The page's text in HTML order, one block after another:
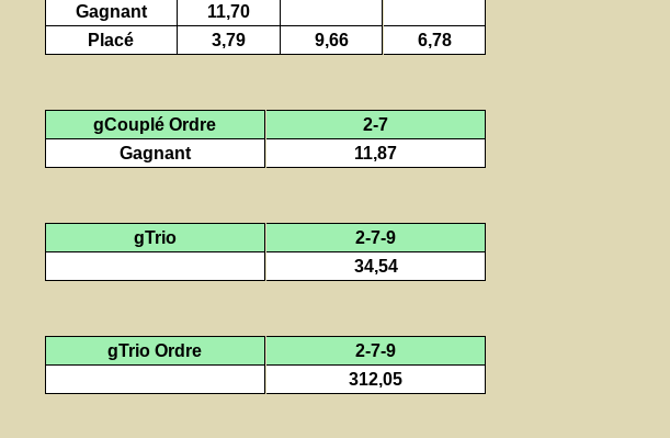
Gagnant
11,70
Placé
3,79 9,66 6,78
gCouplé Ordre
2-7
Gagnant
11,87
gTrio
2-7-9
34,54
gTrio Ordre
2-7-9
312,05